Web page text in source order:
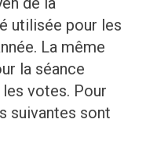
utilisée pour les
La même
la séance
votes. Pour
suivantes sont